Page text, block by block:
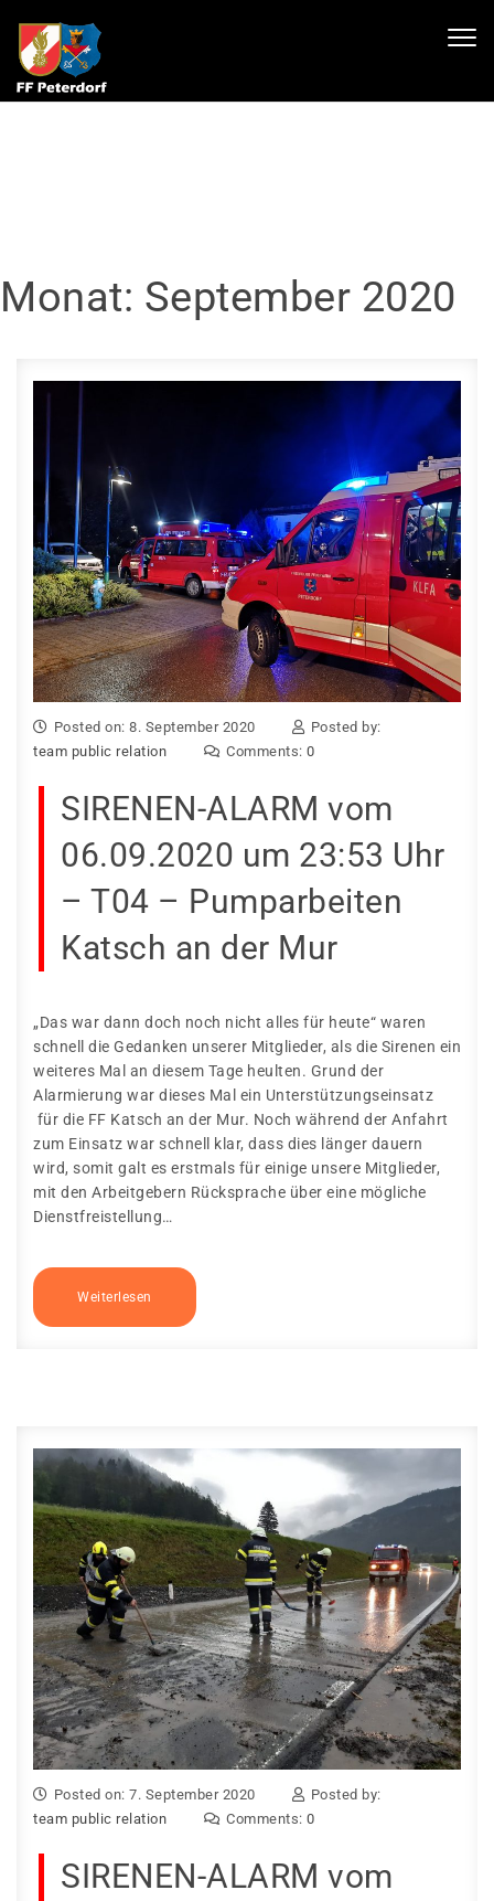
Monat: September 2020
Posted on: 8. September 2020
Posted by:
team public relation
Comments: 0
SIRENEN-ALARM vom
06.09.2020 um 23:53 Uhr
– T04 – Pumparbeiten
Katsch an der Mur
„Das war dann doch noch nicht alles für heute“ waren
schnell die Gedanken unserer Mitglieder, als die Sirenen ein
weiteres Mal an diesem Tage heulten. Grund der
Alarmierung war dieses Mal ein Unterstützungseinsatz
für die FF Katsch an der Mur. Noch während der Anfahrt
zum Einsatz war schnell klar, dass dies länger dauern
wird, somit galt es erstmals für einige unsere Mitglieder,
mit den Arbeitgebern Rücksprache über eine mögliche
Dienstfreistellung…
Weiterlesen
Posted on: 7. September 2020
Posted by:
team public relation
Comments: 0
SIRENEN-ALARM vom